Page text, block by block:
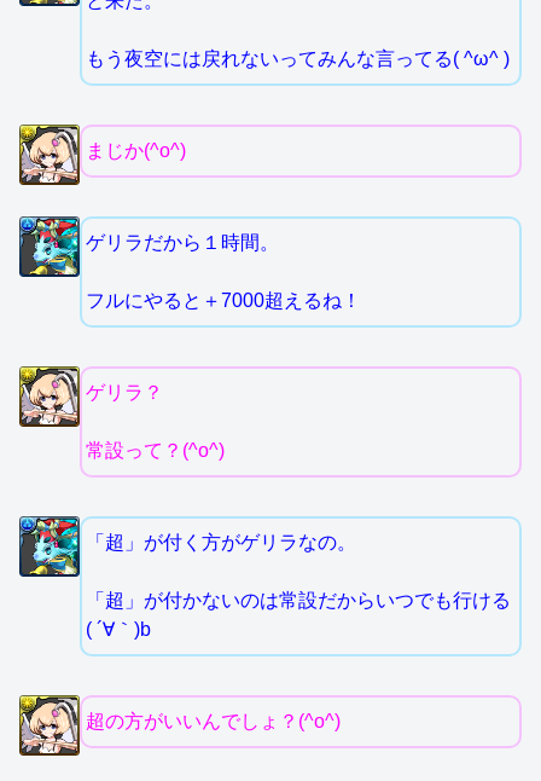
もう夜空には戻れないってみんな言ってる( ^ω^ )
まじか(^o^)
ゲリラだから１時間。
フルにやると＋7000超えるね！
ゲリラ？
常設って？(^o^)
「超」が付く方がゲリラなの。
「超」が付かないのは常設だからいつでも行ける
( ´∀｀)b
超の方がいいんでしょ？(^o^)